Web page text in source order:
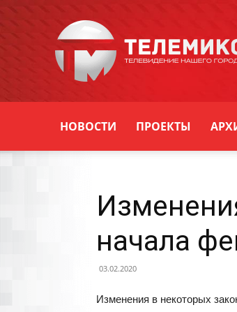
Уссурийска
НОВОСТИ ПРОЕКТЫ
начала
03.02.2020
Изменения в некоторых